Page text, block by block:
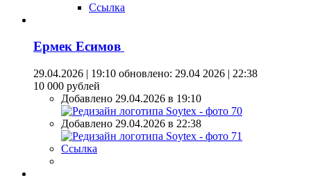
Ссылка
Ермек Есимов
29.04.2026 | 19:10 обновлено: 29.04 2026 | 22:38
10 000 рублей
Добавлено 29.04.2026 в 19:10
Добавлено 29.04.2026 в 22:38
Ссылка